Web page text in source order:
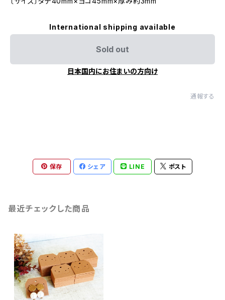
International shipping available
Sold out
日本国内にお住まいの方向け
通報する
保存 シェア LINE ポスト
最近チェックした商品